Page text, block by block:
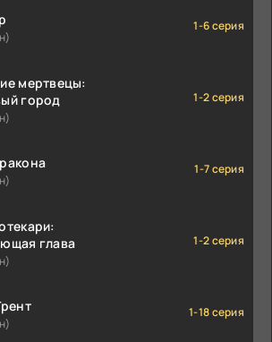
1-6 серия
мертвецы:
город
1-2 серия
1-7 серия
глава
1-2 серия
1-18 серия